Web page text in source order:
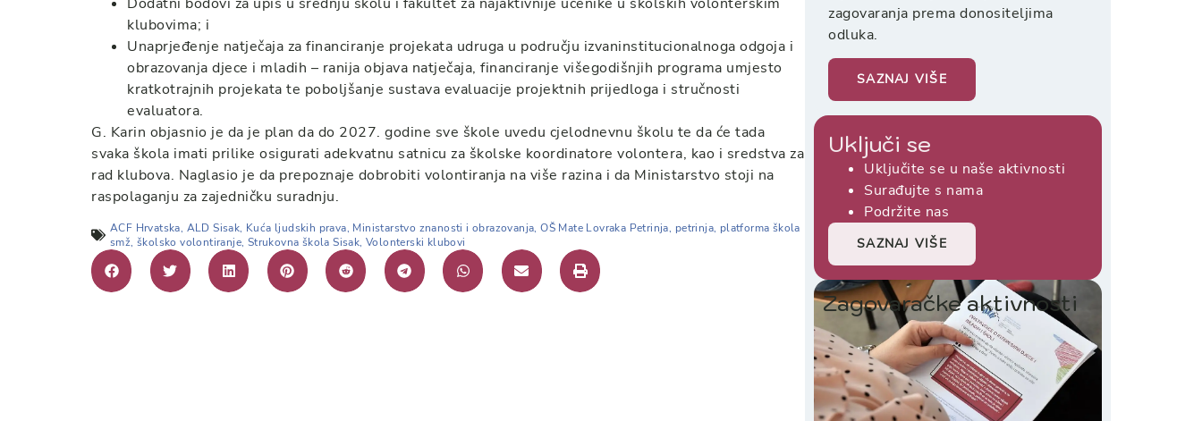
klubovima; i
Unaprjeđenje natječaja za financiranje projekata udruga u području izvaninstitucionalnoga odgoja i
obrazovanja djece i mladih – ranija objava natječaja, financiranje višegodišnjih programa umjesto
kratkotrajnih projekata te poboljšanje sustava evaluacije projektnih prijedloga i stručnosti
evaluatora.
G. Karin objasnio je da je plan da do 2027. godine sve škole uvedu cjelodnevnu školu te da će tada
svaka škola imati prilike osigurati adekvatnu satnicu za školske koordinatore volontera, kao i sredstva za
rad klubova. Naglasio je da prepoznaje dobrobiti volontiranja na više razina i da Ministarstvo stoji na
raspolaganju za zajedničku suradnju.
ACF Hrvatska, ALD Sisak, Kuća ljudskih prava, Ministarstvo znanosti i obrazovanja,OŠ Mate Lovraka Petrinja, petrinja, platforma škola
smž,školsko volontiranje, Strukovna škola Sisak,Volonterski klubovi
zagovaranja prema donositeljima
odluka.
SAZNAJ VIŠE
Uključi se
Uključite se u naše aktivnosti
Surađujte s nama
Podržite nas
SAZNAJ VIŠE
Zagovaračke aktivnosti